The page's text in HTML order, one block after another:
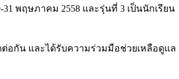
พฤษภาคม 2558 และรุ่นที่ 3 เป็นนักเรียน
อกัน และได้รับความร่วมมือช่วยเหลือดูแล